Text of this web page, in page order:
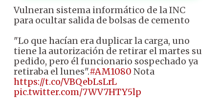
Vulneran sistema informático de la INC
para ocultar salida de bolsas de cemento
"Lo que hacían era duplicar la carga, uno
tiene la autorización de retirar el martes su
pedido, pero él funcionario sospechado ya
retiraba el lunes".#AM1080 Nota
https://t.co/VBQebLsLrL
pic.twitter.com/7WV7HTY5lp